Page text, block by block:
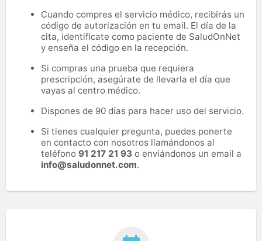
Cuando compres el servicio médico, recibirás un
código de autorización en tu email. El día de la
cita, identifícate como paciente de SaludOnNet
y enseña el código en la recepción.
Si compras una prueba que requiera
prescripción, asegúrate de llevarla el día que
vayas al centro médico.
Dispones de 90 días para hacer uso del servicio.
Si tienes cualquier pregunta, puedes ponerte
en contacto con nosotros llamándonos al
teléfono 91 217 21 93 o enviándonos un email a
info@saludonnet.com.